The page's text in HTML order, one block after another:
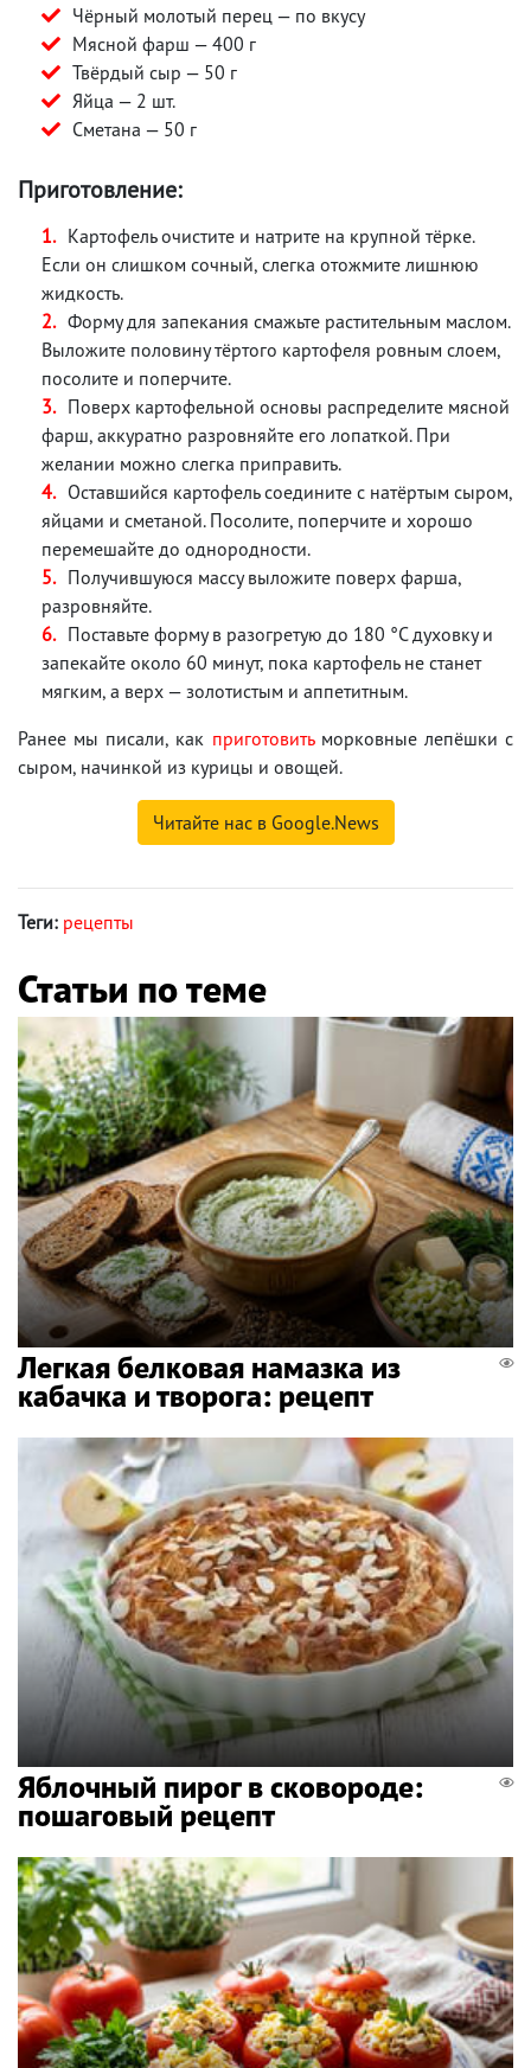
Чёрный молотый перец — по вкусу
Мясной фарш — 400 г
Твёрдый сыр — 50 г
Яйца — 2 шт.
Сметана — 50 г
Приготовление:
Картофель очистите и натрите на крупной тёрке.
Если он слишком сочный, слегка отожмите лишнюю
жидкость.
Форму для запекания смажьте растительным маслом.
Выложите половину тёртого картофеля ровным слоем,
посолите и поперчите.
Поверх картофельной основы распределите мясной
фарш, аккуратно разровняйте его лопаткой. При
желании можно слегка приправить.
Оставшийся картофель соедините с натёртым сыром,
яйцами и сметаной. Посолите, поперчите и хорошо
перемешайте до однородности.
Получившуюся массу выложите поверх фарша,
разровняйте.
Поставьте форму в разогретую до 180 °C духовку и
запекайте около 60 минут, пока картофель не станет
мягким, а верх — золотистым и аппетитным.
Ранее мы писали, как приготовитьморковные лепёшки с
сыром, начинкой из курицы и овощей.
Читайте нас в Google.News
Теги: рецепты
Статьи по теме
Легкая белковая намазка из
кабачка и творога: рецепт
Яблочный пирог в сковороде:
пошаговый рецепт